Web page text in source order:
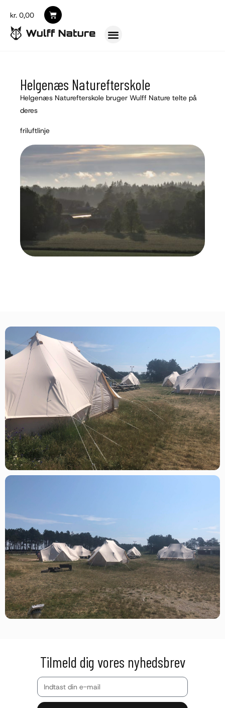
kr. 0,00
Helgenæs Naturefterskole
Helgenæs Naturefterskole bruger Wulff Nature telte på
deres
friluftlinje
Tilmeld dig vores nyhedsbrev